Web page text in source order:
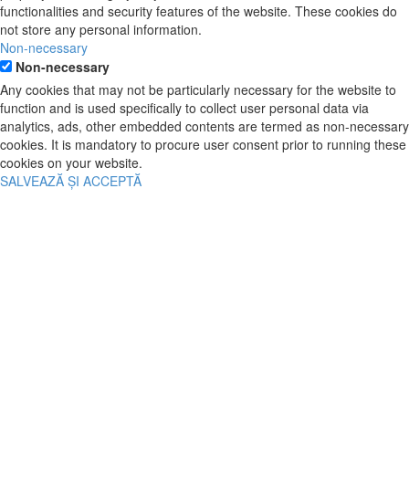
functionalities and security features of the website. These cookies do
not store any personal information.
Non-necessary
Non-necessary
Any cookies that may not be particularly necessary for the website to
function and is used specifically to collect user personal data via
analytics, ads, other embedded contents are termed as non-necessary
cookies. It is mandatory to procure user consent prior to running these
cookies on your website.
SALVEAZĂ ȘI ACCEPTĂ